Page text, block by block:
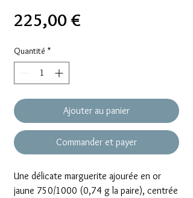
225,00 €
Quantité *
Ajouter au panier
Commander et payer
Une délicate marguerite ajourée en or
jaune 750/1000 (0,74 g la paire), centrée